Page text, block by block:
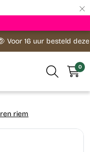
×
Voor 16 uur besteld
0
riem